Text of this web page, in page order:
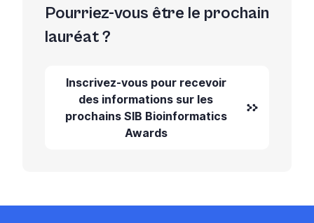
Pourriez-vous être le prochain
lauréat ?
Inscrivez-vous pour recevoir
des informations sur les
prochains SIB Bioinformatics
Awards